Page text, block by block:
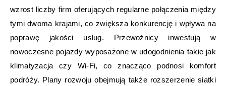
wzrost liczby firm oferujących regularne połączenia między
tymi dwoma krajami, co zwiększa konkurencję i wpływa na
poprawę jakości usług. Przewoźnicy inwestują w
nowoczesne pojazdy wyposażone w udogodnienia takie jak
klimatyzacja czy Wi-Fi, co znacząco podnosi komfort
podróży. Plany rozwoju obejmują także rozszerzenie siatki